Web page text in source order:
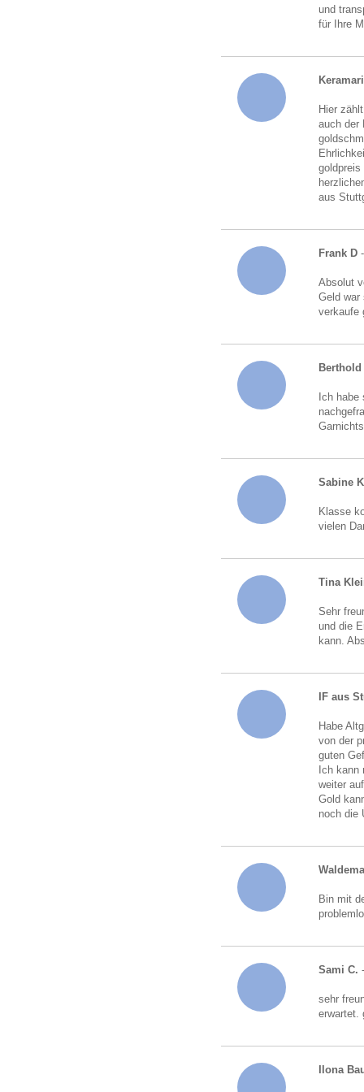
und
für Ihre
Hier
auch der
goldpreis
aus
Frank D
Absolut
Geld war
verkaufe
Ich
Sabine
Klasse
vielen
Tina
Sehr
und die
kann.
IF aus
Habe
von der
guten
Ich kann
weiter
Gold
noch die
Bin mit
Sami C.
sehr
erwartet.
Ilona